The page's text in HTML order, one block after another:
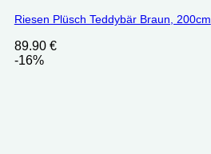
Riesen Plüsch Teddybär Braun, 200cm
89.90 €
-16%